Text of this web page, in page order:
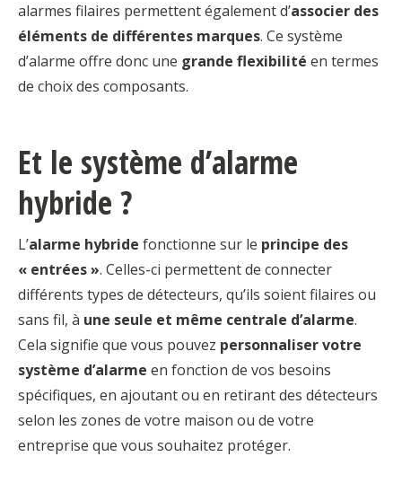
alarmes filaires permettent également d’associer des
éléments de différentes marques. Ce système
d’alarme offre donc une grande flexibilité en termes
de choix des composants.
Et le système d’alarme
hybride ?
L’alarme hybride fonctionne sur le principe des
« entrées ». Celles-ci permettent de connecter
différents types de détecteurs, qu’ils soient filaires ou
sans fil, à une seule et même centrale d’alarme.
Cela signifie que vous pouvez personnaliser votre
système d’alarme en fonction de vos besoins
spécifiques, en ajoutant ou en retirant des détecteurs
selon les zones de votre maison ou de votre
entreprise que vous souhaitez protéger.